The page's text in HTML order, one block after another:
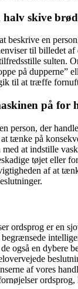
skive
beskrive en
til billedet
sulten.
på dupperne”
til at træffe
på for
person, der
tænke på
at indstille
tøjet eller
af at
ordsprog er en
også en dybere
af vores